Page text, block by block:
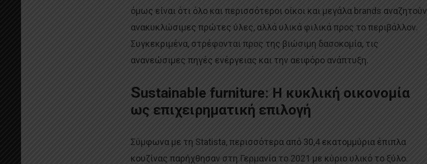
όμως είναι ότι όλο και περισσότεροι οίκοι και μεγάλα brands αναζητούν
ανακυκλώσιμες πρώτες ύλες, αλλά υλικά φιλικά προς το περιβάλλον.
Συγκεκριμένα, στρέφονται προς της βιώσιμη δασοκομία, τις
ανανεώσιμες πηγές ενέργειας και την αειφόρο ανάπτυξη.
Sustainable furniture: Η κυκλική οικονομία
ως επιχειρηματική επιλογή
Σύμφωνα με τη Statista, περισσότερα από 30,4 εκατομμύρια έπιπλα
κουζίνας παρήχθησαν στη Γερμανία το 2021 με κύριο υλικό το ξύλο.